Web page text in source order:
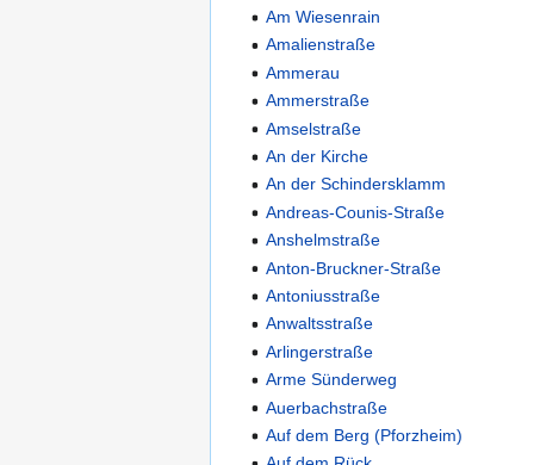
Am Wiesenrain
Amalienstraße
Ammerau
Ammerstraße
Amselstraße
An der Kirche
An der Schindersklamm
Andreas-Counis-Straße
Anshelmstraße
Anton-Bruckner-Straße
Antoniusstraße
Anwaltsstraße
Arlingerstraße
Arme Sünderweg
Auerbachstraße
Auf dem Berg (Pforzheim)